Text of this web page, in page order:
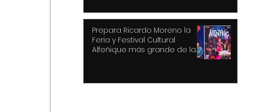
Prepara Ricardo Moreno la
Feria y Festival Cultural
Alfeñique más grande de la